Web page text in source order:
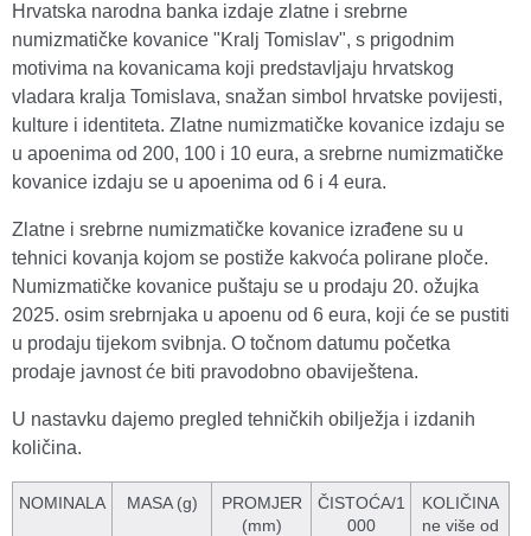
Hrvatska narodna banka izdaje zlatne i srebrne
numizmatičke kovanice "Kralj Tomislav", s prigodnim
motivima na kovanicama koji predstavljaju hrvatskog
vladara kralja Tomislava, snažan simbol hrvatske povijesti,
kulture i identiteta. Zlatne numizmatičke kovanice izdaju se
u apoenima od 200, 100 i 10 eura, a srebrne numizmatičke
kovanice izdaju se u apoenima od 6 i 4 eura.
Zlatne i srebrne numizmatičke kovanice izrađene su u
tehnici kovanja kojom se postiže kakvoća polirane ploče.
Numizmatičke kovanice puštaju se u prodaju 20. ožujka
2025. osim srebrnjaka u apoenu od 6 eura, koji će se pustiti
u prodaju tijekom svibnja. O točnom datumu početka
prodaje javnost će biti pravodobno obaviještena.
U nastavku dajemo pregled tehničkih obilježja i izdanih
količina.
NOMINALA MASA (g)
PROMJER
(mm)
ČISTOĆA/1
000
KOLIČINA
ne više od